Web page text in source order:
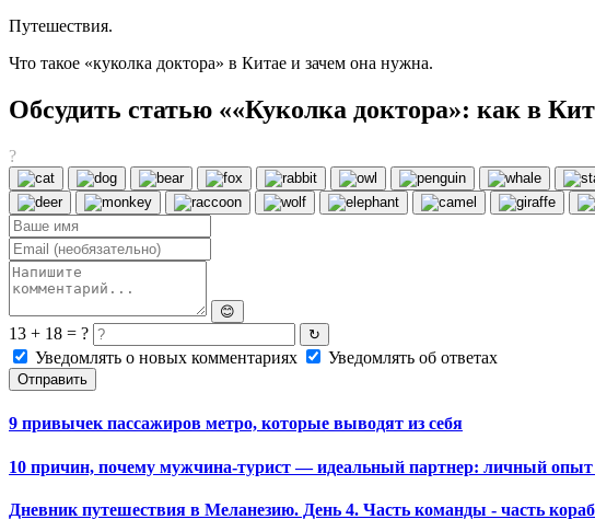
Путешествия.
Что такое «куколка доктора» в Китае и зачем она нужна.
Обсудить статью ««Куколка доктора»: как в
?
😊
13 + 18 = ? ↻
Уведомлять о новых комментариях Уведомлять об ответах
Отправить
9 привычек пассажиров метро, которые выводят из себя
10 причин, почему мужчина-турист — идеальный партнер: личный
Дневник путешествия в Меланезию. День 4. Часть команды - часть